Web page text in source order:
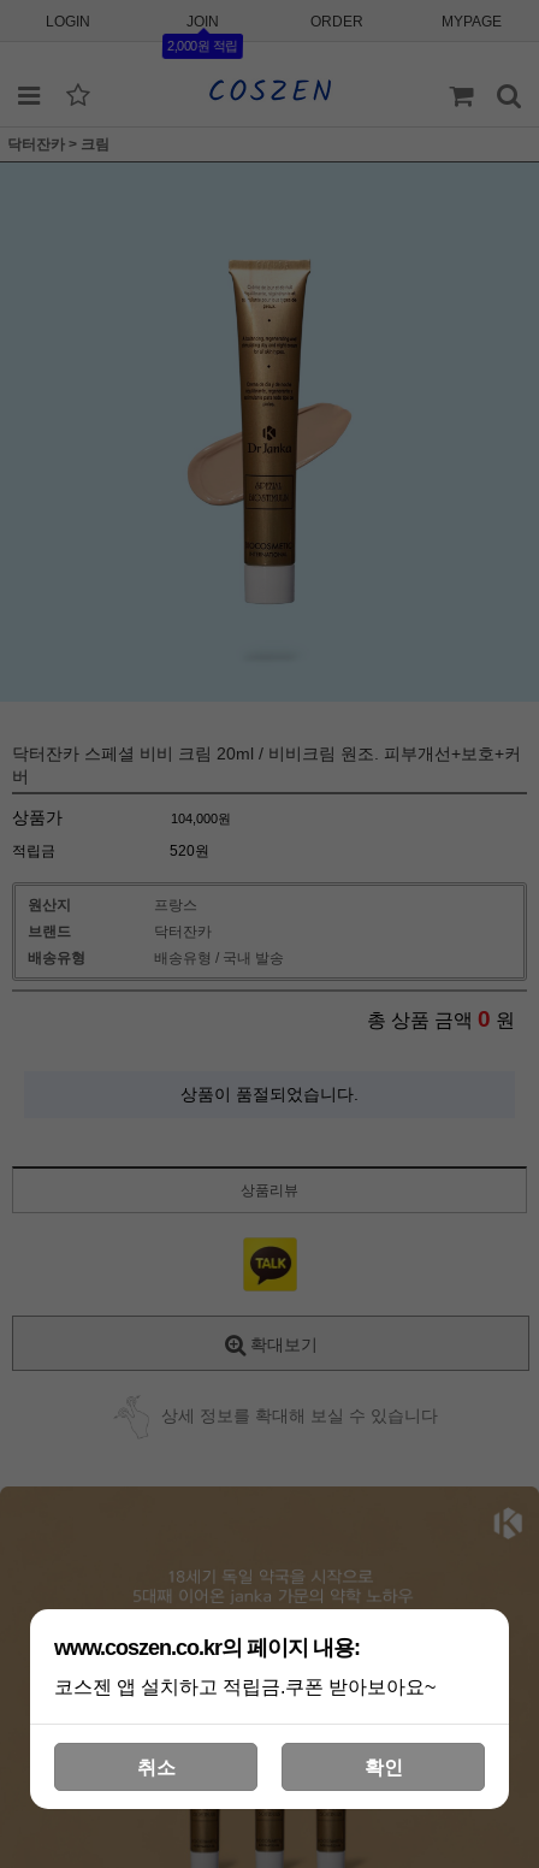
LOGIN JOIN
2,000원 적립
ORDER MYPAGE
닥터잔카 > 크림
닥터잔카 스페셜 비비 크림 20ml / 비비크림 원조. 피부개선+보호+커
버
상품가 104,000원
적립금 520원
원산지
프랑스
브랜드
닥터잔카
배송유형
배송유형 / 국내 발송
총 상품 금액 0 원
상품이 품절되었습니다.
상품리뷰
확대보기
상세 정보를 확대해 보실 수 있습니다
www.coszen.co.kr의 페이지 내용:
코스젠 앱 설치하고 적립금.쿠폰 받아보아요~
취소 확인